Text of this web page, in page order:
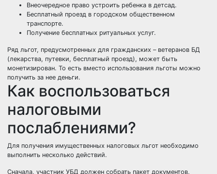
Внеочередное право устроить ребенка в детсад.
Бесплатный проезд в городском общественном
транспорте.
Получение бесплатных ритуальных услуг.
Ряд льгот, предусмотренных для гражданских – ветеранов БД
(лекарства, путевки, бесплатный проезд), может быть
монетизирован. То есть вместо использования льготы можно
получить за нее деньги.
Как воспользоваться
налоговыми
послаблениями?
Для получения имущественных налоговых льгот необходимо
выполнить несколько действий.
Сначала, участник УБД должен собрать пакет документов,